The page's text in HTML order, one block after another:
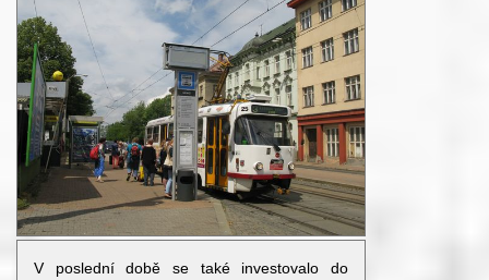
V poslední době se také investovalo do